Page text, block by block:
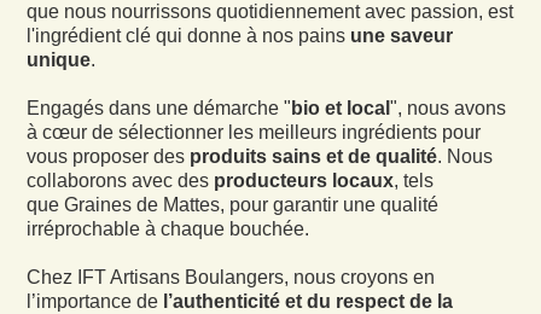
que nous nourrissons quotidiennement avec passion, est
l'ingrédient clé qui donne à nos pains une saveur
unique.
Engagés dans une démarche " bio et local", nous avons
à cœur de sélectionner les meilleurs ingrédients pour
vous proposer des produits sains et de qualité. Nous
collaborons avec des producteurs locaux, tels
que Graines de Mattes, pour garantir une qualité
irréprochable à chaque bouchée.
Chez IFT Artisans Boulangers, nous croyons en
l’importance de l’authenticité et du respect de la